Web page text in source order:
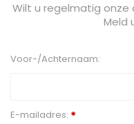
Wilt u regelmatig onze
Meld
Voor-/Achternaam:
E-mailadres: *